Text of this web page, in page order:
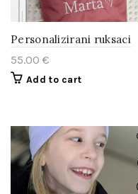
Personalizirani ruksaci
55.00 €
Add to cart